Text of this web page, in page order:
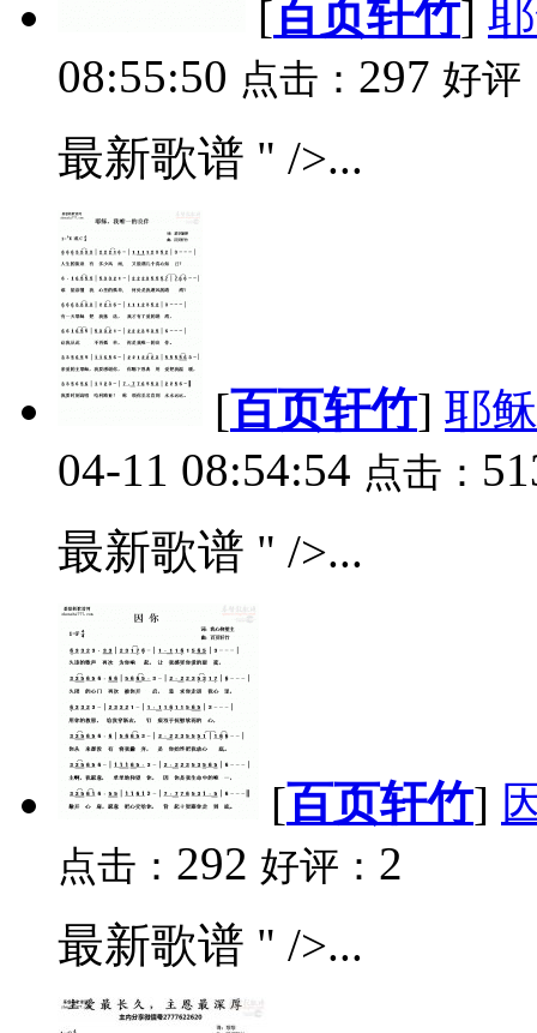
[百页轩竹]
08:55:50 点击： 297 好评
最新歌谱 " />...
[百页轩竹] 耶
04-11 08:54:54 点击：
最新歌谱 " />...
[百页轩竹]
点击： 292 好评： 2
最新歌谱 " />...